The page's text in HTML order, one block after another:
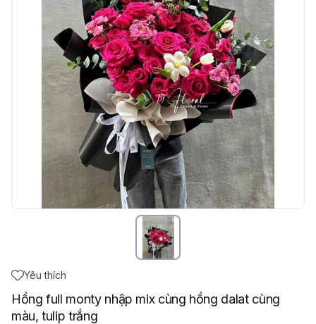
Yêu thích
Hồng full monty nhập mix cùng hồng dalat cùng
màu, tulip trắng